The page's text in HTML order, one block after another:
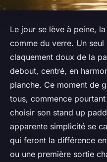
Le jour se lève à peine,
comme du verre. Un
claquement doux de la
debout, centré, en
planche. Ce moment de
tous, commence
choisir son stand up
apparente simplicité se
qui feront la différence
ou une première sortie